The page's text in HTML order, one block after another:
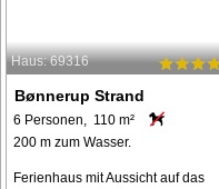
Haus: 69316
Bønnerup Strand
6 Personen, 110 m²
200 m zum Wasser.
Ferienhaus mit Aussicht auf das